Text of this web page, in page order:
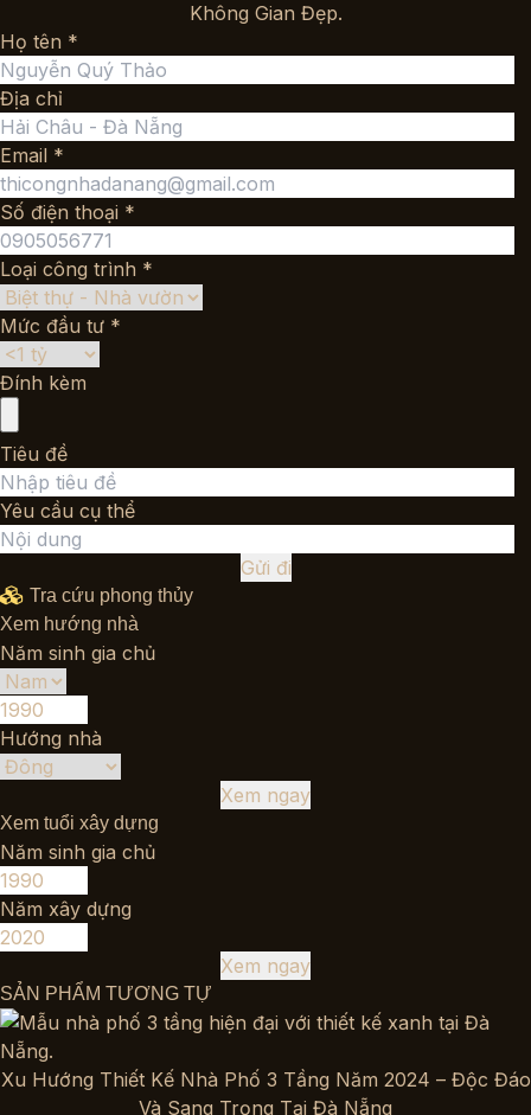
Không Gian Đẹp.
Họ tên *
Địa chỉ
Email *
Số điện thoại *
Loại công trình *
Mức đầu tư *
Đính kèm
Tiêu đề
Yêu cầu cụ thể
Gửi đi
Tra cứu phong thủy
Xem hướng nhà
Năm sinh gia chủ
Hướng nhà
Xem ngay
Xem tuổi xây dựng
Năm sinh gia chủ
Năm xây dựng
Xem ngay
SẢN PHẨM TƯƠNG TỰ
Xu Hướng Thiết Kế Nhà Phố 3 Tầng Năm 2024 – Độc Đáo
Và Sang Trọng Tại Đà Nẵng